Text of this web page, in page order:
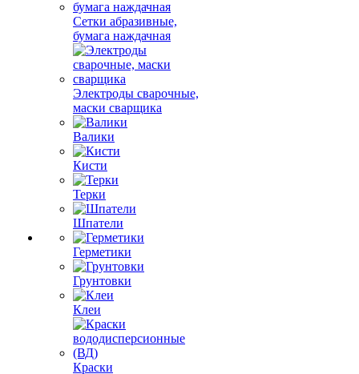
Сетки абразивные,
бумага наждачная
Электроды сварочные,
маски сварщика
Валики
Кисти
Терки
Шпатели
Герметики
Грунтовки
Клеи